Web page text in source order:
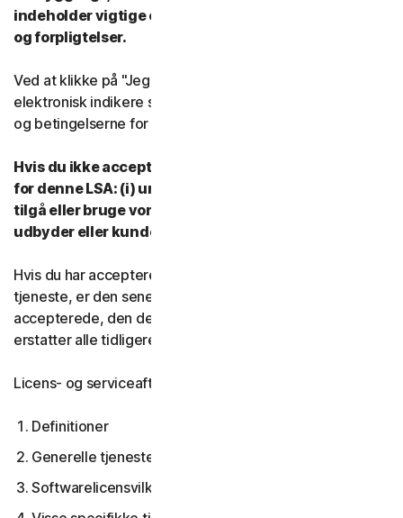
indeholder vigtige oplysninger om dine rettigheder
og forpligtelser.
Ved at klikke på "Jeg accepterer" eller på anden måde
elektronisk indikere samtykke, accepterer du vilkårene
og betingelserne for denne LSA.
Hvis du ikke accepterer vilkårene og betingelserne
for denne LSA: (i) undlad at downloade, installere,
tilgå eller bruge vores tjenester, og (ii) kontakt din
udbyder eller kundeservice og support.
Hvis du har accepteret flere versioner af denne LSA til en
tjeneste, er den seneste version af LSA, du
accepterede, den der gælder for dig og os og den
erstatter alle tidligere versioner.
Licens- og serviceaftalen dækker:
Definitioner
Generelle tjenestevilkår
Softwarelicensvilkår